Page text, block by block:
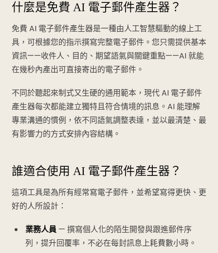
什麼是免費 AI 電子郵件產生器？
免費 AI 電子郵件產生器是一種由人工智慧驅動的線上工
具，可根據您的指示撰寫完整電子郵件。您只需提供基本
資訊——收件人、目的、期望語氣與關鍵重點——AI 就能
在幾秒內產出可直接寄出的電子郵件。
不同於聽起來制式又生硬的通用範本，現代 AI 電子郵件
產生器每次都能建立獨特且符合情境的訊息。AI 能理解
專業溝通的慣例，依不同語氣調整表達，並以最清楚、最
有影響力的方式安排內容結構。
誰適合使用 AI 電子郵件產生器？
這項工具是為所有經常寫電子郵件，並希望寫得更快、更
好的人所設計：
業務人員 — 撰寫個人化的陌生開發與跟進郵件序
列，提升回覆率，不必在每封訊息上耗費數小時。